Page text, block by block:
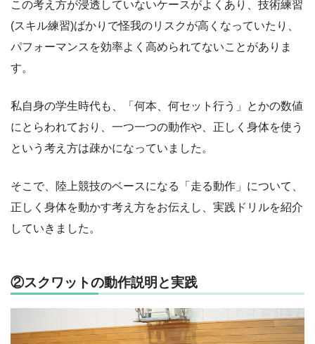
この考え方が浸透していないケースがよくあり、技術練習
(スキル練習)ばかりで怪我のリスクが高くなっていたり、
パフォーマンスを効率よく高められてないことがありま
す。
私自身の学生時代も、「何本、何セット行う」とかの数値
にとらわれており、一つ一つの動作や、正しく身体を使う
という考え方は疎かになっていました。
そこで、陸上競技のベースになる「走る動作」について、
正しく身体を動かす考え方をお伝えし、実践ドリルを紹介
していきました。
②スクワットの動作説明と実践